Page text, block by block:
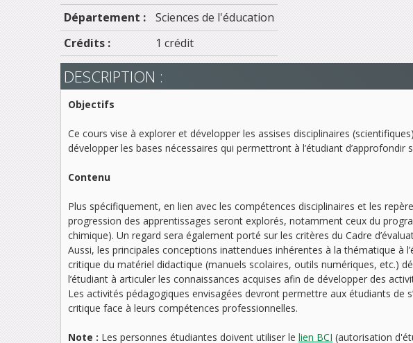
Département :
Sciences de l'éducation
Crédits :
1 crédit
DESCRIPTION :
Objectifs
Ce cours vise à explorer et développer les assises disciplinaires
développer les bases nécessaires qui permettront à l’étudiant
Contenu
Plus spécifiquement, en lien avec les compétences disciplinaires et les
progression des apprentissages seront explorés, notamment ceux du
chimique). Un regard sera également porté sur les critères du Cadre
Aussi, les principales conceptions inattendues inhérentes à la thématique
critique du matériel didactique (manuels scolaires, outils numériques, etc.)
l’étudiant à articuler les connaissances acquises afin de développer des
Les activités pédagogiques envisagées devront permettre aux étudiants
critique face à leurs compétences professionnelles.
Note : Les personnes étudiantes doivent utiliser le lien BCI (autorisation